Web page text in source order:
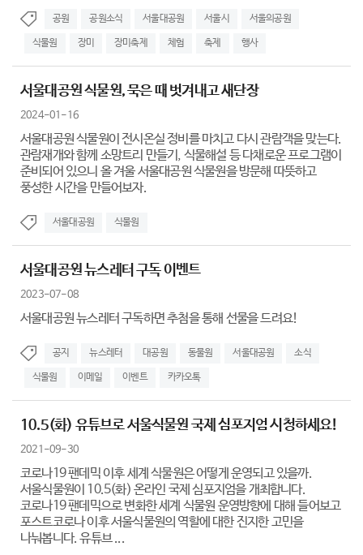
공원 공원소식 서울대공원 서울시 서울의공원
식물원 장미 장미축제 체험 축제 행사
서울대공원 식물원, 묵은 때 벗겨내고 새단장
2024-01-16
서울대공원 식물원이 전시온실 정비를 마치고 다시 관람객을 맞는다.
관람재개와 함께 소망트리 만들기, 식물해설 등 다채로운 프로그램이
준비되어 있으니 올 겨울 서울대공원 식물원을 방문해 따뜻하고
풍성한 시간을 만들어보자.
서울대공원 식물원
서울대공원 뉴스레터 구독 이벤트
2023-07-08
서울대공원 뉴스레터 구독하면 추첨을 통해 선물을 드려요!
공지 뉴스레터 대공원 동물원 서울대공원 소식
식물원 이메일 이벤트 카카오톡
10.5(화) 유튜브로 서울식물원 국제 심포지엄 시청하세요!
2021-09-30
코로나19 팬데믹 이후 세계 식물원은 어떻게 운영되고 있을까.
서울식물원이 10.5(화) 온라인 국제 심포지엄을 개최합니다.
코로나19 팬데믹으로 변화한 세계 식물원 운영방향에 대해 들어보고
포스트코로나 이후 서울식물원의 역할에 대한 진지한 고민을
나눠봅니다. 유튜브 ...